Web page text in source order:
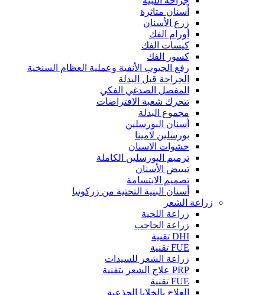
أسنان متاثرة
زرع الأسنان
أورام الفك
كيسات الفك
كسور الفك
رفع الجيوب الأنفية وعملية العظام السنخية
الجراحة قبل البدلة
المفصل الصدغي الفكي
تتحرك شعبة الافتراضات
مجموع البدلة
أسنان البورسلين
بورسلين لامينا
حشوات الاسنان
ترميم البورسلين الكاملة
تبييض الأسنان
تصميم الابتسامة
أسنان البنية التحتية من زركونيا
زراعة الشعر
زراعة اللحية
زراعة الحاجب
DHI تقنية
FUE تقنية
زراعة الشعر للسيدات
PRP علاج الشعر بتقنية
FUE تقنية
العلاج بالخلايا الجذعية